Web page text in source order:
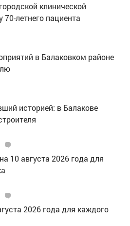
клинической
летнего пациента
в Балаковком районе
историей: в Балакове
10 августа 2026 года для
2026 года для каждого